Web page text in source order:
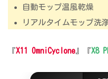
自動モップ温風乾燥
リアルタイムモップ洗
『X11 OmniCyclone 』『X8